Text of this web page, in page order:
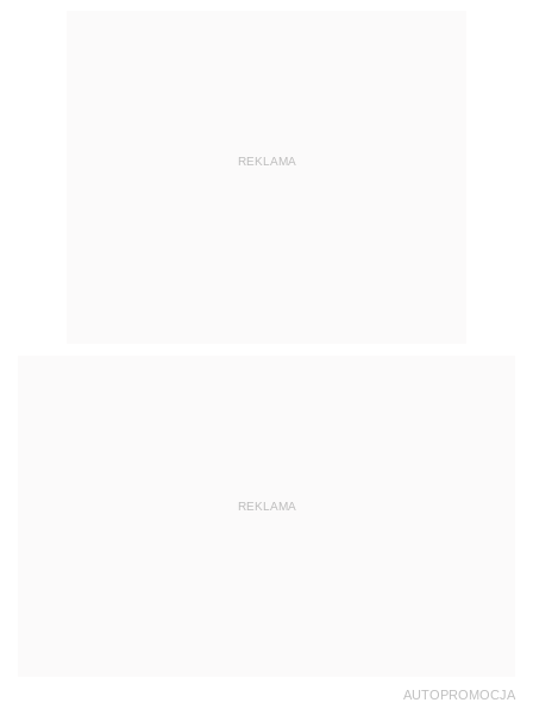
REKLAMA
REKLAMA
AUTOPROMOCJA